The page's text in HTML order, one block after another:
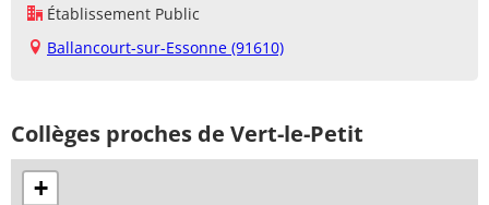
Établissement Public
Ballancourt-sur-Essonne (91610)
Collèges proches de Vert-le-Petit
+